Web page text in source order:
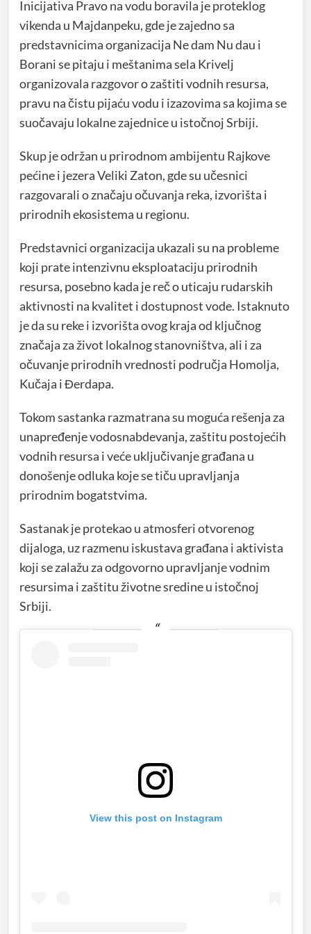
Inicijativa Pravo na vodu boravila je proteklog
vikenda u Majdanpeku, gde je zajedno sa
predstavnicima organizacija Ne dam Nu dau i
Borani se pitaju i meštanima sela Krivelj
organizovala razgovor o zaštiti vodnih resursa,
pravu na čistu pijaću vodu i izazovima sa kojima se
suočavaju lokalne zajednice u istočnoj Srbiji.
Skup je održan u prirodnom ambijentu Rajkove
pećine i jezera Veliki Zaton, gde su učesnici
razgovarali o značaju očuvanja reka, izvorišta i
prirodnih ekosistema u regionu.
Predstavnici organizacija ukazali su na probleme
koji prate intenzivnu eksploataciju prirodnih
resursa, posebno kada je reč o uticaju rudarskih
aktivnosti na kvalitet i dostupnost vode. Istaknuto
je da su reke i izvorišta ovog kraja od ključnog
značaja za život lokalnog stanovništva, ali i za
očuvanje prirodnih vrednosti područja Homolja,
Kučaja i Đerdapa.
Tokom sastanka razmatrana su moguća rešenja za
unapređenje vodosnabdevanja, zaštitu postojećih
vodnih resursa i veće uključivanje građana u
donošenje odluka koje se tiču upravljanja
prirodnim bogatstvima.
Sastanak je protekao u atmosferi otvorenog
dijaloga, uz razmenu iskustava građana i aktivista
koji se zalažu za odgovorno upravljanje vodnim
resursima i zaštitu životne sredine u istočnoj
Srbiji.
View this post on Instagram